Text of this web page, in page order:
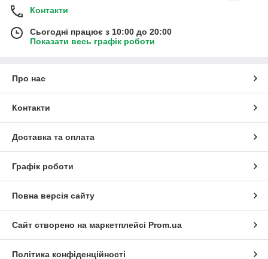
Контакти
Сьогодні працює з 10:00 до 20:00
Показати весь графік роботи
Про нас
Контакти
Доставка та оплата
Графік роботи
Повна версія сайту
Сайт створено на маркетплейсі Prom.ua
Політика конфіденційності